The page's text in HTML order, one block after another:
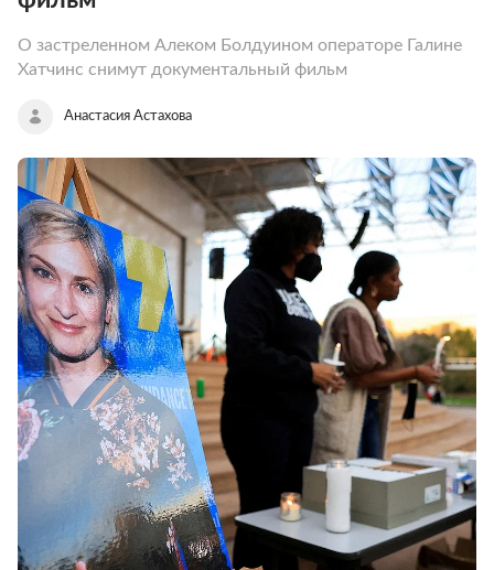
О застреленном Алеком Болдуином операторе Галине
Хатчинс снимут документальный фильм
Анастасия Астахова